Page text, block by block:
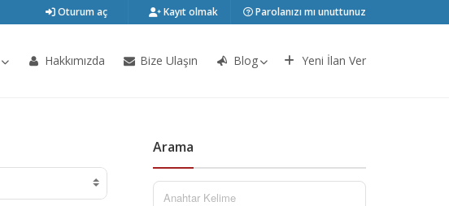
Oturum aç Kayıt olmak Parolanızı mı unuttunuz
Hakkımızda Bize Ulaşın Blog Yeni İlan Ver
Arama